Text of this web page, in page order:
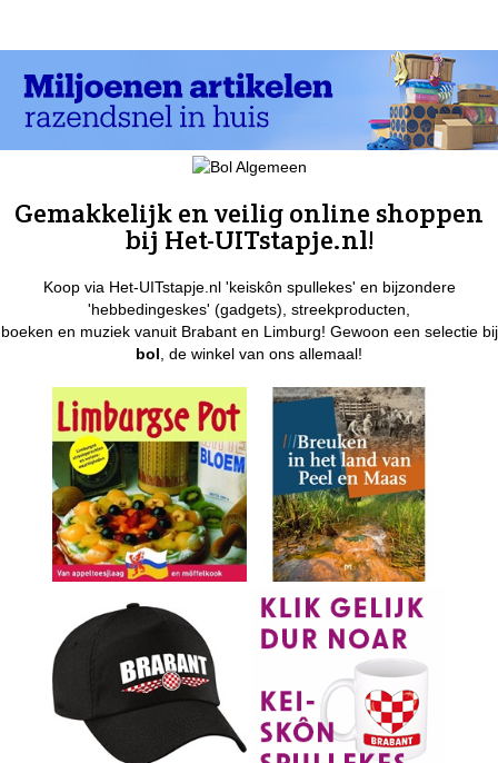
Gemakkelijk en veilig online shoppen
bij Het-UITstapje.nl!
Koop via Het-UITstapje.nl 'keiskôn spullekes' en bijzondere
'hebbedingeskes' (gadgets), streekproducten,
boeken en muziek vanuit Brabant en Limburg! Gewoon een selectie bij
bol , de winkel van ons allemaal!